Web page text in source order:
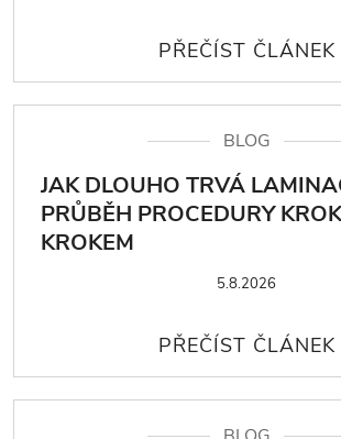
BLOG
JAK DLOUHO TRVÁ
PRŮBĚH PROCEDURY
KROKEM
5.8.2026